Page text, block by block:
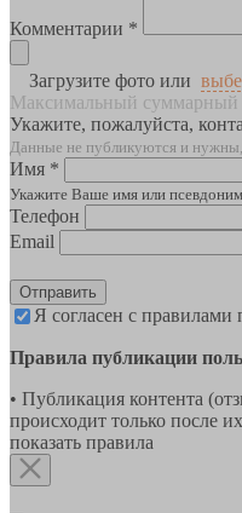
Комментарии *
Загрузите фото или
Максимальный суммарный
Укажите, пожалуйста,
Данные не публикуются и
Имя *
Укажите Ваше имя или псевдоним
Телефон
Email
Отправить
Я согласен с
Правила публикации
• Публикация контента
происходит только после
показать правила